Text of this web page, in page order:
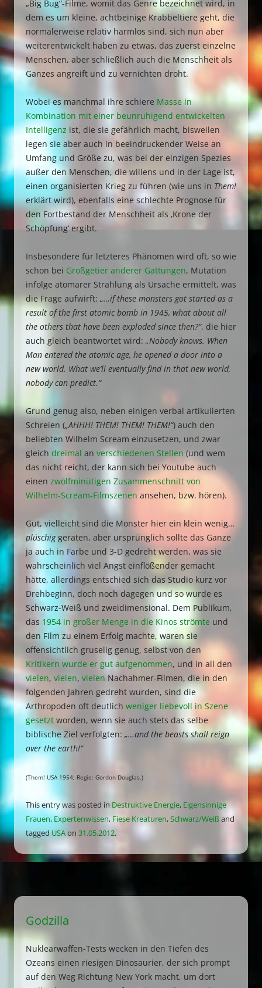
„Big Bug“-Filme, womit das Genre bezeichnet wird, in
dem es um kleine, achtbeinige Krabbeltiere geht, die
normalerweise relativ harmlos sind, sich nun aber
weiterentwickelt haben zu etwas, das zuerst einzelne
Menschen, aber schließlich auch die Menschheit als
Ganzes angreift und zu vernichten droht.
Wobei es manchmal ihre schiere Masse in
Kombination mit einer beunruhigend entwickelten
Intelligenz ist, die sie gefährlich macht, bisweilen
legen sie aber auch in beeindruckender Weise an
Umfang und Größe zu, was bei der einzigen Spezies
außer den Menschen, die willens und in der Lage ist,
einen organisierten Krieg zu führen (wie uns in Them!
erklärt wird), ebenfalls eine schlechte Prognose für
den Fortbestand der Menschheit als ‚Krone der
Schöpfung‘ ergibt.
Insbesondere für letzteres Phänomen wird oft, so wie
schon bei Großgetier anderer Gattungen, Mutation
infolge atomarer Strahlung als Ursache ermittelt, was
die Frage aufwirft: „…if these monsters got started as a
result of the first atomic bomb in 1945, what about all
the others that have been exploded since then?“, die hier
auch gleich beantwortet wird: „Nobody knows. When
Man entered the atomic age, he opened a door into a
new world. What we’ll eventually find in that new world,
nobody can predict.“
Grund genug also, neben einigen verbal artikulierten
Schreien („AHHH! THEM! THEM! THEM!“) auch den
beliebten Wilhelm Scream einzusetzen, und zwar
gleich dreimal an verschiedenen Stellen (und wem
das nicht reicht, der kann sich bei Youtube auch
einen zwölfminütigen Zusammenschnitt von
Wilhelm-Scream-Filmszenen ansehen, bzw. hören).
Gut, vielleicht sind die Monster hier ein klein wenig…
plüschiggeraten, aber ursprünglich sollte das Ganze
ja auch in Farbe und 3-D gedreht werden, was sie
wahrscheinlich viel Angst einflößender gemacht
hätte, allerdings entschied sich das Studio kurz vor
Drehbeginn, doch noch dagegen und so wurde es
Schwarz-Weiß und zweidimensional. Dem Publikum,
das 1954 in großer Menge in die Kinos strömte und
den Film zu einem Erfolg machte, waren sie
offensichtlich gruselig genug, selbst von den
Kritikern wurde er gut aufgenommen, und in all den
vielen, vielen, vielen Nachahmer-Filmen, die in den
folgenden Jahren gedreht wurden, sind die
Arthropoden oft deutlich weniger liebevoll in Szene
gesetzt worden, wenn sie auch stets das selbe
biblische Ziel verfolgten: „…and the beasts shall reign
over the earth!“
(Them! USA 1954; Regie: Gordon Douglas.)
This entry was posted in Destruktive Energie, Eigensinnige
Frauen,Expertenwissen, Fiese Kreaturen,Schwarz/Weißand
taggedUSAon 31.05.2012.
Godzilla
Nuklearwaffen-Tests wecken in den Tiefen des
Ozeans einen riesigen Dinosaurier, der sich prompt
auf den Weg Richtung New York macht, um dort